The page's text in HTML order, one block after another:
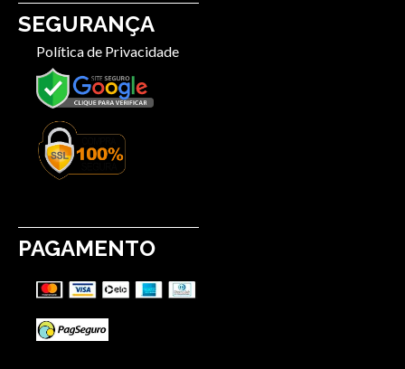
SEGURANÇA
Política de Privacidade
PAGAMENTO